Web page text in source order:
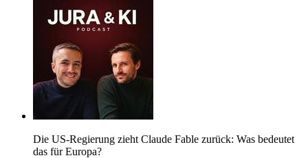
Die US-Regierung zieht Claude Fable zurück: Was bedeutet
das für Europa?